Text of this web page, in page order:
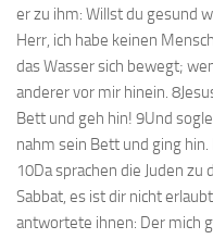
er zu ihm: Willst du gesund
Herr, ich habe keinen
das Wasser sich bewegt;
anderer vor mir hinein.
Bett und geh hin! 9Und
nahm sein Bett und ging hin.
10Da sprachen die Juden
Sabbat, es ist dir nicht
antwortete ihnen: Der mich